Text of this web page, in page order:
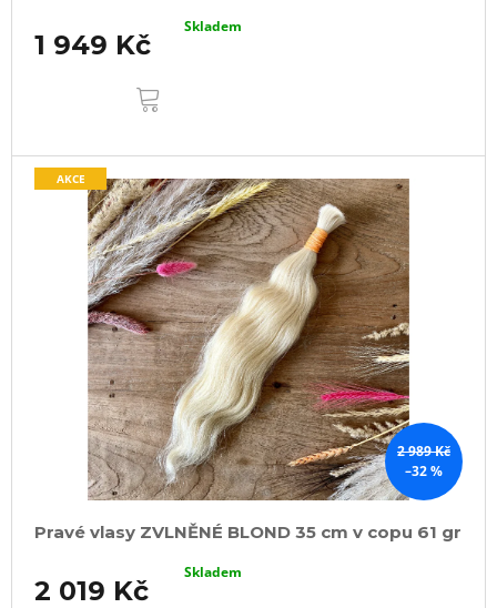
1 949 Kč
Skladem
2 989 Kč
–32 %
AKCE
Pravé vlasy ZVLNĚNÉ BLOND 35 cm v copu 61 gr
2 019 Kč
Skladem